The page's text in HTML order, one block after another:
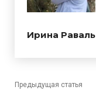
Ирина Раваль
Предыдущая статья